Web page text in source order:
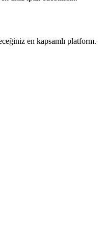
en kapsamlı platform.